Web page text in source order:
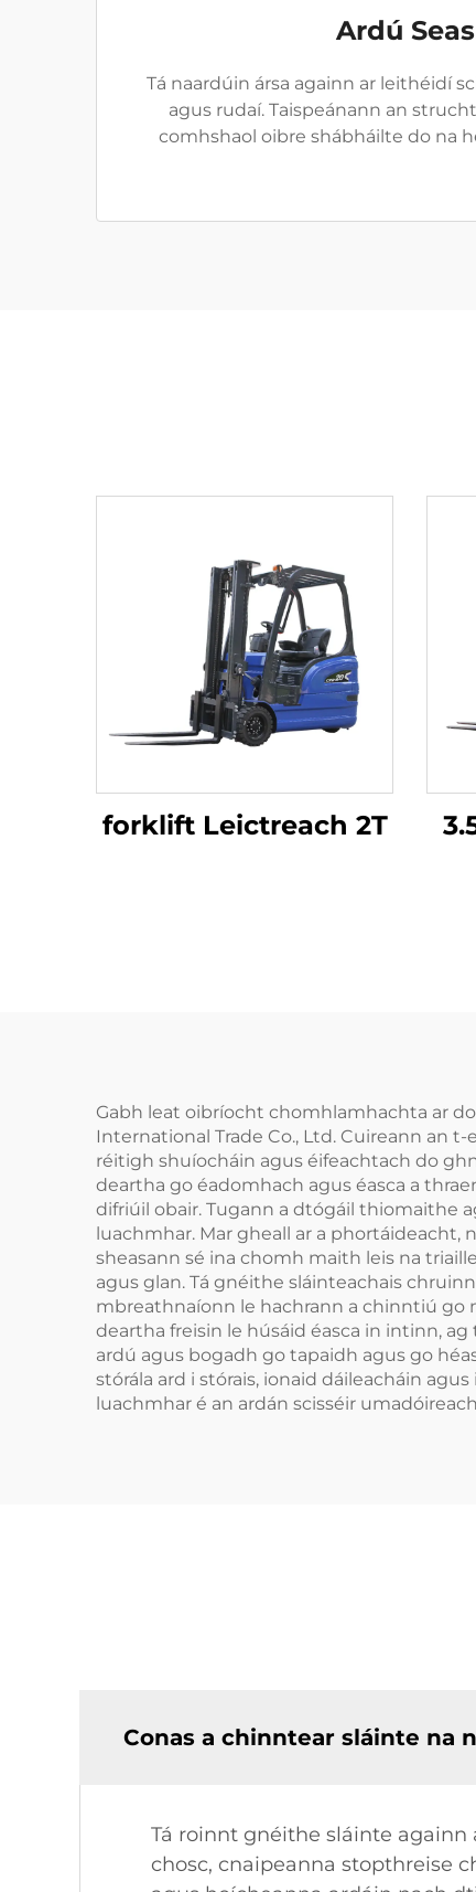
Ardú
Tá naardúin ársa againn ar leithéidí
agus rudaí. Taispeánann an
comhshaol oibre shábháilte do na
forklift Leictreach 2T
Gabh leat oibríocht chomhlamhachta ar
International Trade Co., Ltd. Cuireann an
réitigh shuíocháin agus éifeachtach do
deartha go éadomhach agus éasca a
difriúil obair. Tugann a dtógáil thiomaithe
luachmhar. Mar gheall ar a
sheasann sé ina chomh maith leis na
agus glan. Tá gnéithe sláinteachais
mbreathnaíonn le hachrann a chinntiú go
deartha freisin le húsáid éasca in intinn,
ardú agus bogadh go tapaidh agus go
stórála ard i stórais, ionaid dáileacháin
luachmhar é an ardán scisséir
Conas a chinntear sláinte na
Tá roinnt gnéithe sláinte
chosc, cnaipeanna stopthreise